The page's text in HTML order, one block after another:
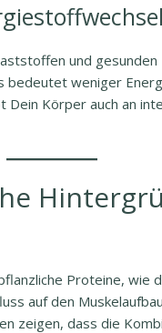
und
bedeutet weniger
Dein Körper auch an
Proteine, wie
auf den
zeigen, dass die